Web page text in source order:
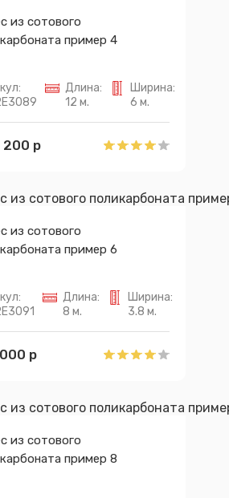
из сотового
пример 4
Длина:
12 м.
Ширина:
6 м.
р
из сотового
пример 6
Длина:
8 м.
Ширина:
3.8 м.
р
из сотового
пример 8